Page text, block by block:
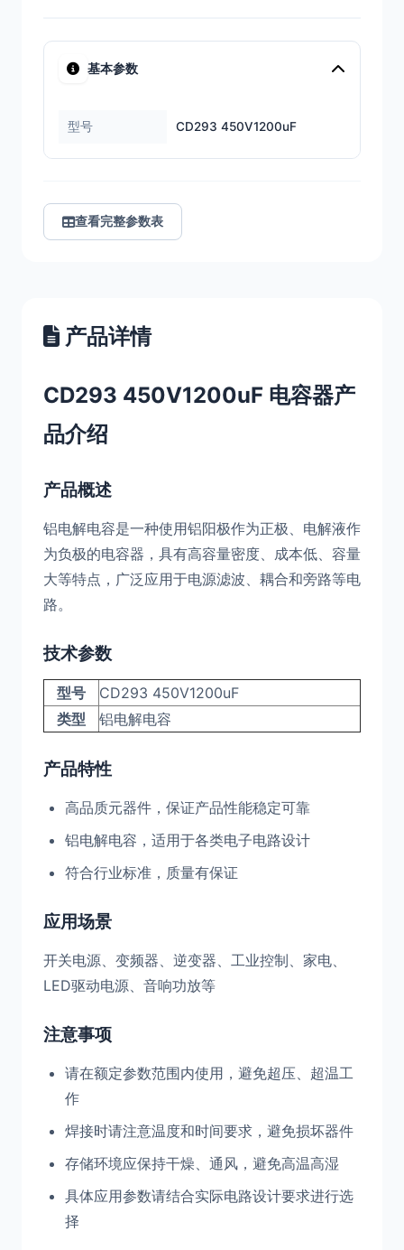
基本参数
型号 CD293 450V1200uF
查看完整参数表
产品详情
CD293 450V1200uF 电容器产
品介绍
产品概述
铝电解电容是一种使用铝阳极作为正极、电解液作
为负极的电容器，具有高容量密度、成本低、容量
大等特点，广泛应用于电源滤波、耦合和旁路等电
路。
技术参数
型号
CD293 450V1200uF
类型
铝电解电容
产品特性
高品质元器件，保证产品性能稳定可靠
铝电解电容，适用于各类电子电路设计
符合行业标准，质量有保证
应用场景
开关电源、变频器、逆变器、工业控制、家电、
LED驱动电源、音响功放等
注意事项
请在额定参数范围内使用，避免超压、超温工
作
焊接时请注意温度和时间要求，避免损坏器件
存储环境应保持干燥、通风，避免高温高湿
具体应用参数请结合实际电路设计要求进行选
择